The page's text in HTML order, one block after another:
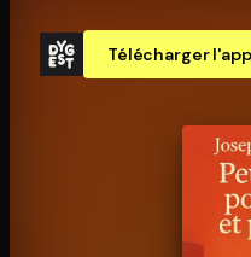
Télécharger l'app